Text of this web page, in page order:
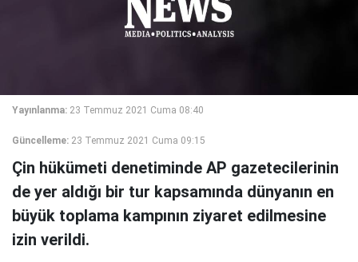
Yayınlanma: 23 Temmuz 2021 Cuma 08:40
Güncelleme: 23 Temmuz 2021 Cuma 09:15
Çin hükümeti denetiminde AP gazetecilerinin
de yer aldığı bir tur kapsamında dünyanın en
büyük toplama kampının ziyaret edilmesine
izin verildi.